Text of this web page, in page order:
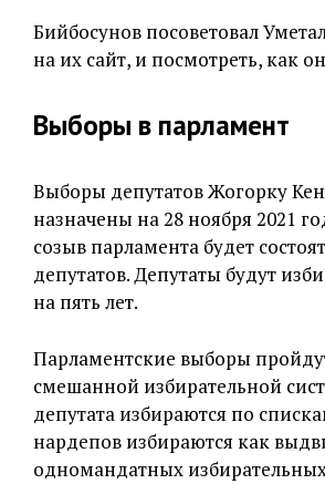
Бийбосунов посоветовал
на их сайт, и посмотреть, как
Выборы в парламент
Выборы депутатов Жогорку
назначены на 28 ноября 2021
созыв парламента будет
депутатов. Депутаты будут
на пять лет.
Парламентские выборы
смешанной избирательной
депутата избираются по
нардепов избираются как
одномандатных